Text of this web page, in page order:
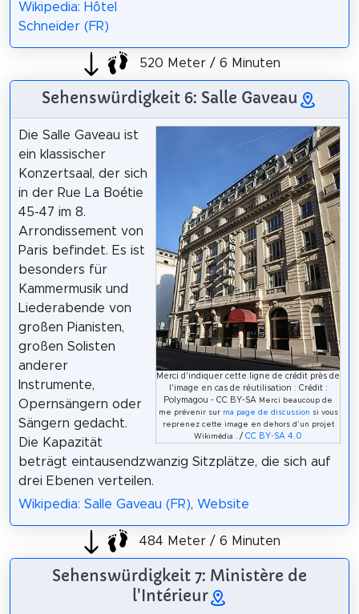
Wikipedia: Hôtel
Schneider (FR)
520 Meter / 6 Minuten
Sehenswürdigkeit 6: Salle Gaveau
Merci d'indiquer cette ligne de crédit près de
l'image en cas de réutilisation : Crédit :
Polymagou - CC BY-SA Merci beaucoup de
me prévenir sur ma page de discussion si vous
reprenez cette image en dehors d'un projet
Wikimédia . /CC BY-SA 4.0
Die Salle Gaveau ist
ein klassischer
Konzertsaal, der sich
in der Rue La Boétie
45-47 im 8.
Arrondissement von
Paris befindet. Es ist
besonders für
Kammermusik und
Liederabende von
großen Pianisten,
großen Solisten
anderer
Instrumente,
Opernsängern oder
Sängern gedacht.
Die Kapazität
beträgt eintausendzwanzig Sitzplätze, die sich auf
drei Ebenen verteilen.
Wikipedia: Salle Gaveau (FR), Website
484 Meter / 6 Minuten
Sehenswürdigkeit 7: Ministère de
l'Intérieur